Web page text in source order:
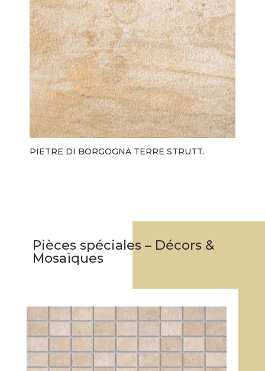
PIETRE DI BORGOGNA TERRE STRUTT.
Pièces spéciales – Décors &
Mosaïques